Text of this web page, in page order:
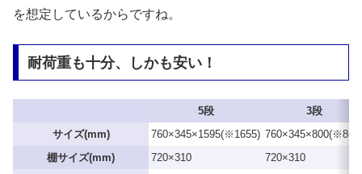
を想定しているからですね。
耐荷重も十分、しかも安い！
5段
3段
サイズ(mm)
760×345×1595(※1655) 760×345×800(※860)
棚サイズ(mm)
720×310 720×310